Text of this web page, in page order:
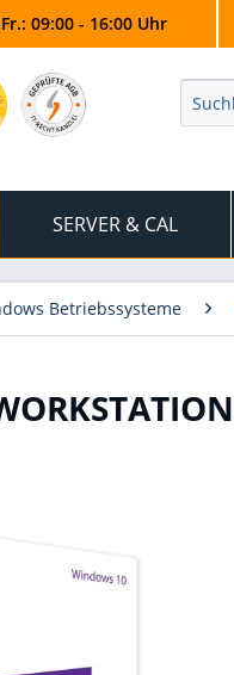
09:00 - 16:00 Uhr
SERVER & CAL
Betriebssysteme